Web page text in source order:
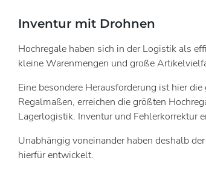
Inventur mit Drohnen
Hochregale haben sich in der Logistik als
kleine Warenmengen und große
Eine besondere Herausforderung ist hier
Regalmaßen, erreichen die größten
Lagerlogistik. Inventur und Fehlerkorrektur
Unabhängig voneinander haben deshalb
hierfür entwickelt.